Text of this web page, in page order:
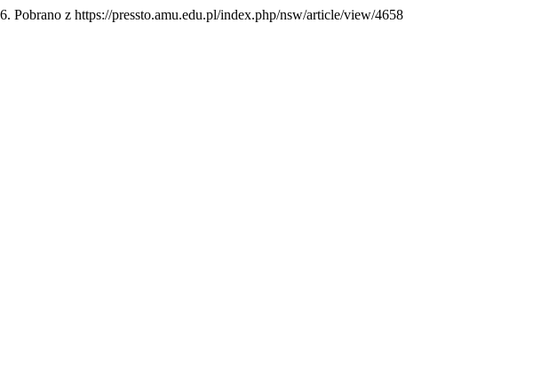
Pobrano z https://pressto.amu.edu.pl/index.php/nsw/article/view/4658